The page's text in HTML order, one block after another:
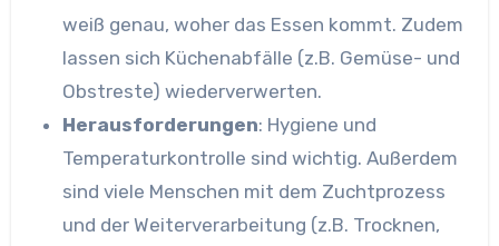
weiß genau, woher das Essen kommt. Zudem
lassen sich Küchenabfälle (z.B. Gemüse- und
Obstreste) wiederverwerten.
Herausforderungen: Hygiene und
Temperaturkontrolle sind wichtig. Außerdem
sind viele Menschen mit dem Zuchtprozess
und der Weiterverarbeitung (z.B. Trocknen,